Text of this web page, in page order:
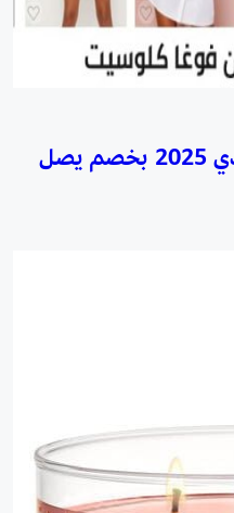
افضل شموع باث اند بودي 2025 بخصم يصل